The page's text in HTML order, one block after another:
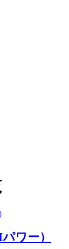
ワー）